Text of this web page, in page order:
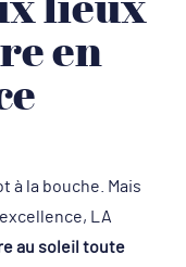
en
à la bouche. Mais
LA
au soleil toute